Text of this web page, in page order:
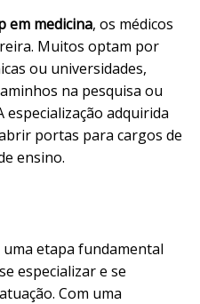
em medicina, os médicos
Muitos optam por
ou universidades,
na pesquisa ou
adquirida
portas para cargos de
ensino.
uma etapa fundamental
especializar e se
Com uma